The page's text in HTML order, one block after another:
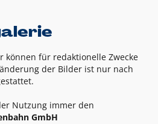
können für redaktionelle Zwecke
der Bilder ist nur nach
Nutzung immer den
GmbH